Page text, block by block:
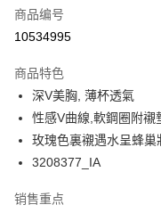
超商取货付款
Apple Pay
悠遊付
Google Pay
PXPay Plus
商品编号
10534995
商品特色
深V美胸, 薄杯透氣
性感V曲線,軟鋼圈附襯
玫瑰色裏襯遇水呈蜂巢
3208377_IA
销售重点